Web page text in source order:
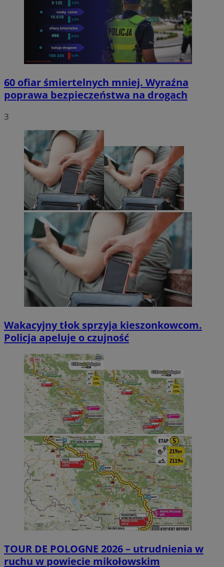
60 ofiar śmiertelnych mniej. Wyraźna
poprawa bezpieczeństwa na drogach
3
Wakacyjny tłok sprzyja kieszonkowcom.
Policja apeluje o czujność
TOUR DE POLOGNE 2026 – utrudnienia w
ruchu w powiecie mikołowskim